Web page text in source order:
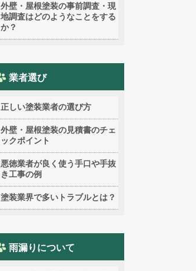
外壁・屋根塗装の事前調査・現
地調査はどのようなことをする
か？
業者選び
正しい塗装業者の選び方
外壁・屋根塗装の見積書のチェ
ックポイント
悪徳業者が良く使う手口や手抜
き工事の例
塗装業界で多いトラブルとは？
雨漏りについて